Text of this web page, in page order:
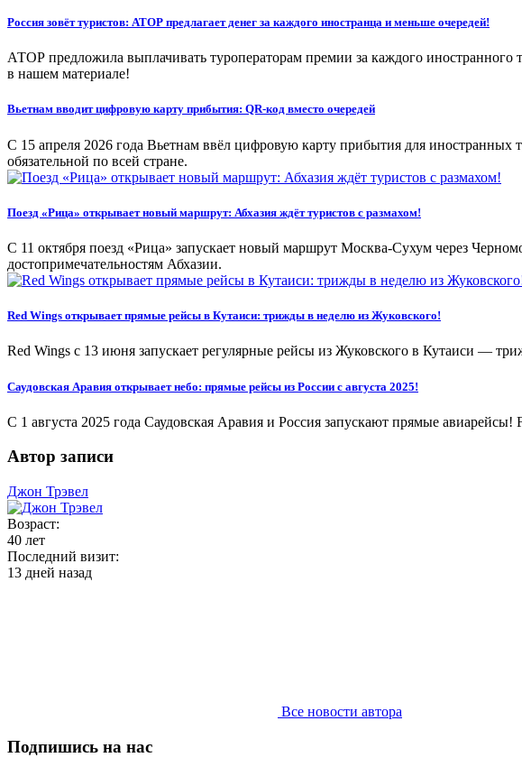
Россия зовёт туристов: АТОР предлагает денег за каждого иностранца и меньше очередей!
АТОР предложила выплачивать туроператорам премии за каждого
в нашем материале!
Вьетнам вводит цифровую карту прибытия: QR-код вместо очередей
С 15 апреля 2026 года Вьетнам ввёл цифровую карту прибытия для
обязательной по всей стране.
Поезд «Рица» открывает новый маршрут: Абхазия ждёт туристов с размахом!
С 11 октября поезд «Рица» запускает новый маршрут Москва-Сухум через
достопримечательностям Абхазии.
Red Wings открывает прямые рейсы в Кутаиси: трижды в неделю из Жуковского!
Red Wings с 13 июня запускает регулярные рейсы из Жуковского в Кутаиси —
Саудовская Аравия открывает небо: прямые рейсы из России с августа 2025!
С 1 августа 2025 года Саудовская Аравия и Россия запускают прямые
Автор записи
Джон Трэвел
Возраст:
40 лет
Последний визит:
13 дней назад
Все новости автора
Подпишись на нас